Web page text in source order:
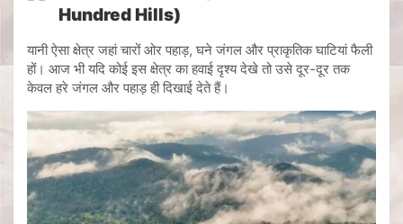
Hundred Hills)
यानी ऐसा क्षेत्र जहां चारों ओर पहाड़, घने जंगल और प्राकृतिक घाटियां फैली
हों। आज भी यदि कोई इस क्षेत्र का हवाई दृश्य देखे तो उसे दूर-दूर तक
केवल हरे जंगल और पहाड़ ही दिखाई देते हैं।